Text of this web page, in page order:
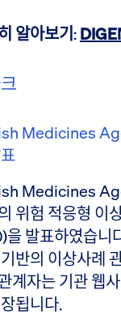
알아보기 :
Medicines
Medicines
위험 적응형 이
을 발표하였습니
반의 이상사례
계자는 기관 웹
됩니다.